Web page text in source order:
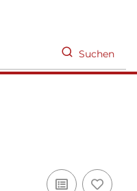
Suchen